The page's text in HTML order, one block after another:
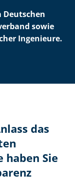
Deutschen
sowie
Ingenieure.
das
haben Sie